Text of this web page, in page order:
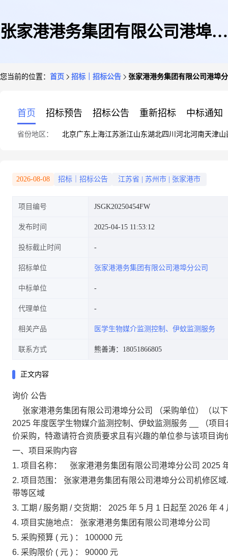
张家港港务集团有限公司港埠分
您当前的位置： 首页 招标｜招标公告 张家港港务集团有限公司港埠
首页 招标预告 招标公告 重新招标 中标通知
省份地区： 北京广东 上海江苏浙江山东湖北四川 河北河南天津山
2026-08-08 招标｜招标公告 江苏省 苏州市 张家港市
项目编号 JSGK20250454FW
发布时间 2025-04-15 11:53:12
投标截止时间
招标单位 张家港港务集团有限公司港埠分公司
中标单位
代理单位
相关产品 医学生物媒介监测控制、伊蚊监测服务
联系方式 熊善涛：18051866805
正文内容
询价 公告
张家港港务集团有限公司港埠分公司
（采购单位）（以
2025 年度医学生物媒介监测控制、伊蚊监测服务
（项
价采购，特邀请符合资质要求且有兴趣的单位参与该项目询
一、项目采购内容
1. 项目名称： 张家港港务集团有限公司港埠分公司 2025
2. 项目范围：
张家港港务集团有限公司港埠分公司机修区
带等区域
3. 工期 / 服务期 / 交货期： 2025 年 5 月 1 日起至 2026 年 4
4. 项目实施地点：
张家港港务集团有限公司港埠分公司
5. 采购预算 ( 元 ) ： 100000 元
6. 采购限价 ( 元 ) ： 90000 元